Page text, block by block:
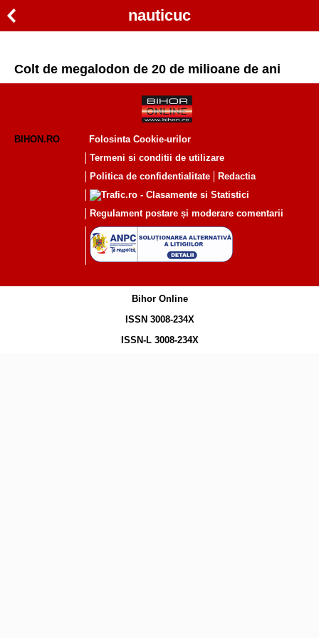
nauticuc
Colt de megalodon de 20 de milioane de ani
BIHON.RO
Folosinta Cookie-urilor
Termeni si conditii de utilizare
Politica de confidentialitate
Redactia
Regulament postare și moderare comentarii
Bihor Online
ISSN 3008-234X
ISSN-L 3008-234X